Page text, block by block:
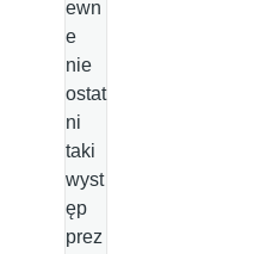
ewn
e
nie
ostat
ni
taki
wyst
ęp
prez